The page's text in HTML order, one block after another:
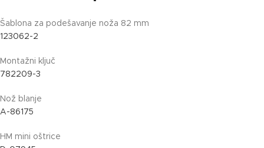
Šablona za podešavanje noža 82 mm
123062-2
Montažni ključ
782209-3
Nož blanje
A-86175
HM mini oštrice